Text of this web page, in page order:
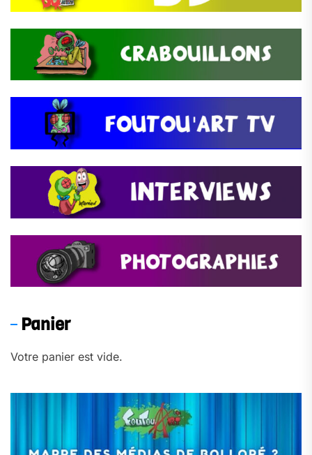
Panier
Votre panier est vide.